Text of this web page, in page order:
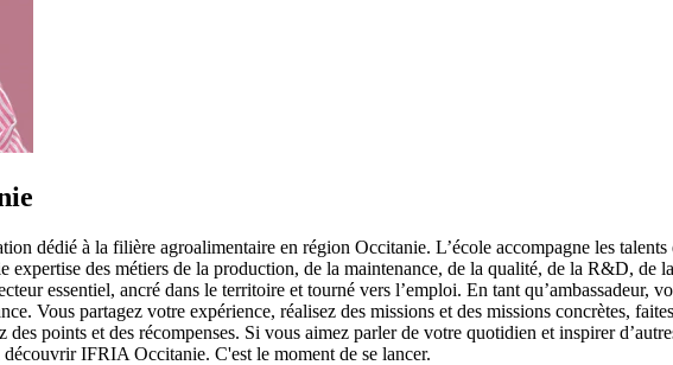
dédié à la filière agroalimentaire en région Occitanie. L’école accompagne les
des métiers de la production, de la maintenance, de la qualité, de la R&D, de
essentiel, ancré dans le territoire et tourné vers l’emploi. En tant
Vous partagez votre expérience, réalisez des missions et des missions concrètes,
des points et des récompenses. Si vous aimez parler de votre quotidien et inspirer
IFRIA Occitanie. C'est le moment de se lancer.